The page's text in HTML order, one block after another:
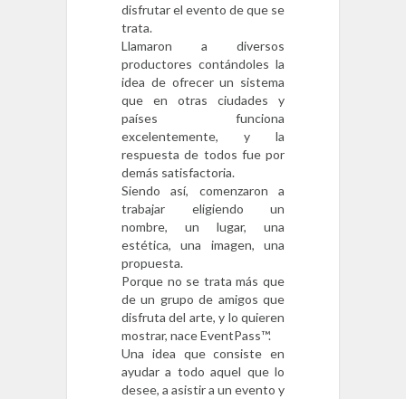
disfrutar el evento de que se
trata.
Llamaron a diversos
productores contándoles la
idea de ofrecer un sistema
que en otras ciudades y
países funciona
excelentemente, y la
respuesta de todos fue por
demás satisfactoria.
Siendo así, comenzaron a
trabajar eligiendo un
nombre, un lugar, una
estética, una imagen, una
propuesta.
Porque no se trata más que
de un grupo de amigos que
disfruta del arte, y lo quieren
mostrar, nace EventPass™.
Una idea que consiste en
ayudar a todo aquel que lo
desee, a asistir a un evento y